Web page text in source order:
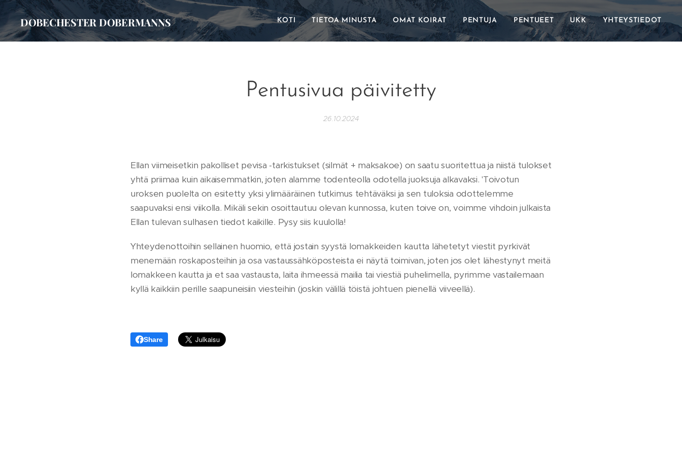
DOBECHESTER DOBERMANNS KOTI TIETOA MINUSTA OMAT KOIRAT PENTUJA PENTUEET UKK YHTEYSTIEDOT
Pentusivua päivitetty
26.10.2024
Ellan viimeisetkin pakolliset pevisa -tarkistukset (silmät + maksakoe) on saatu suoritettua ja niistä tulokset
yhtä priimaa kuin aikaisemmatkin, joten alamme todenteolla odotella juoksuja alkavaksi. 'Toivotun
uroksen puolelta on esitetty yksi ylimääräinen tutkimus tehtäväksi ja sen tuloksia odottelemme
saapuvaksi ensi viikolla. Mikäli sekin osoittautuu olevan kunnossa, kuten toive on, voimme vihdoin julkaista
Ellan tulevan sulhasen tiedot kaikille. Pysy siis kuulolla!
Yhteydenottoihin sellainen huomio, että jostain syystä lomakkeiden kautta lähetetyt viestit pyrkivät
menemään roskaposteihin ja osa vastaussähköposteista ei näytä toimivan, joten jos olet lähestynyt meitä
lomakkeen kautta ja et saa vastausta, laita ihmeessä mailia tai viestiä puhelimella, pyrimme vastailemaan
kyllä kaikkiin perille saapuneisiin viesteihin (joskin välillä töistä johtuen pienellä viiveellä).
Share